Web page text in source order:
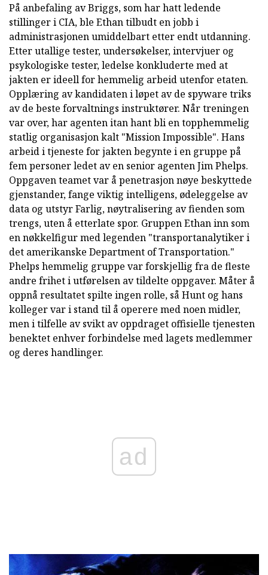
På anbefaling av Briggs, som har hatt ledende
stillinger i CIA, ble Ethan tilbudt en jobb i
administrasjonen umiddelbart etter endt utdanning.
Etter utallige tester, undersøkelser, intervjuer og
psykologiske tester, ledelse konkluderte med at
jakten er ideell for hemmelig arbeid utenfor etaten.
Opplæring av kandidaten i løpet av de spyware triks
av de beste forvaltnings instruktører. Når treningen
var over, har agenten itan hant bli en topphemmelig
statlig organisasjon kalt "Mission Impossible". Hans
arbeid i tjeneste for jakten begynte i en gruppe på
fem personer ledet av en senior agenten Jim Phelps.
Oppgaven teamet var å penetrasjon nøye beskyttede
gjenstander, fange viktig intelligens, ødeleggelse av
data og utstyr Farlig, nøytralisering av fienden som
trengs, uten å etterlate spor. Gruppen Ethan inn som
en nøkkelfigur med legenden "transportanalytiker i
det amerikanske Department of Transportation."
Phelps hemmelig gruppe var forskjellig fra de fleste
andre frihet i utførelsen av tildelte oppgaver. Måter å
oppnå resultatet spilte ingen rolle, så Hunt og hans
kolleger var i stand til å operere med noen midler,
men i tilfelle av svikt av oppdraget offisielle tjenesten
benektet enhver forbindelse med lagets medlemmer
og deres handlinger.
ad